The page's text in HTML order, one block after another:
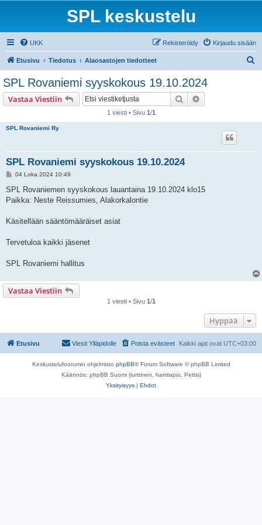
SPL keskustelu
UKK Kirjaudu sisään
Rekisteröidy
Etusivu Tiedotus Alaosastojen tiedotteet
SPL Rovaniemi syyskokous 19.10.2024
Vastaa Viestiin Etsi
1 viesti • Sivu 1/1
SPL Rovaniemi Ry
SPL Rovaniemi syyskokous 19.10.2024
V
e
t
04 Loka 2024 10:49
SPL Rovaniemen syyskokous lauantaina 19.10.2024 klo15
Paikka: Neste Reissumies, Alakorkalontie
Käsitellään sääntömääräiset asiat
Tervetuloa kaikki jäsenet
SPL Rovaniemi hallitus
Vastaa Viestiin
1 viesti • Sivu 1/1
Hyppää
Etusivu Kaikki ajat ovat UTC+03:00
Poista evästeet
Viesti Ylläpidolle
Keskustelufoorumin ohjelmisto phpBB® Forum Software © phpBB Limited
Käännös: phpBB Suomi (lurttinen, harritapio, Pettis)
Yksityisyys | Ehdot